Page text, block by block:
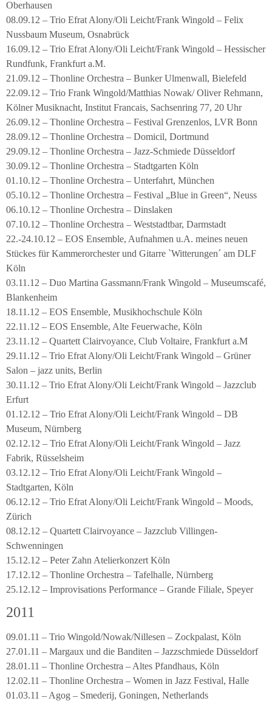
Oberhausen
08.09.12 – Trio Efrat Alony/Oli Leicht/Frank Wingold – Felix
Nussbaum Museum, Osnabrück
16.09.12 – Trio Efrat Alony/Oli Leicht/Frank Wingold – Hessischer
Rundfunk, Frankfurt a.M.
21.09.12 – Thonline Orchestra – Bunker Ulmenwall, Bielefeld
22.09.12 – Trio Frank Wingold/Matthias Nowak/ Oliver Rehmann,
Kölner Musiknacht, Institut Francais, Sachsenring 77, 20 Uhr
26.09.12 – Thonline Orchestra – Festival Grenzenlos, LVR Bonn
28.09.12 – Thonline Orchestra – Domicil, Dortmund
29.09.12 – Thonline Orchestra – Jazz-Schmiede Düsseldorf
30.09.12 – Thonline Orchestra – Stadtgarten Köln
01.10.12 – Thonline Orchestra – Unterfahrt, München
05.10.12 – Thonline Orchestra – Festival „Blue in Green“, Neuss
06.10.12 – Thonline Orchestra – Dinslaken
07.10.12 – Thonline Orchestra – Weststadtbar, Darmstadt
22.-24.10.12 – EOS Ensemble, Aufnahmen u.A. meines neuen
Stückes für Kammerorchester und Gitarre `Witterungen´ am DLF
Köln
03.11.12 – Duo Martina Gassmann/Frank Wingold – Museumscafé,
Blankenheim
18.11.12 – EOS Ensemble, Musikhochschule Köln
22.11.12 – EOS Ensemble, Alte Feuerwache, Köln
23.11.12 – Quartett Clairvoyance, Club Voltaire, Frankfurt a.M
29.11.12 – Trio Efrat Alony/Oli Leicht/Frank Wingold – Grüner
Salon – jazz units, Berlin
30.11.12 – Trio Efrat Alony/Oli Leicht/Frank Wingold – Jazzclub
Erfurt
01.12.12 – Trio Efrat Alony/Oli Leicht/Frank Wingold – DB
Museum, Nürnberg
02.12.12 – Trio Efrat Alony/Oli Leicht/Frank Wingold – Jazz
Fabrik, Rüsselsheim
03.12.12 – Trio Efrat Alony/Oli Leicht/Frank Wingold –
Stadtgarten, Köln
06.12.12 – Trio Efrat Alony/Oli Leicht/Frank Wingold – Moods,
Zürich
08.12.12 – Quartett Clairvoyance – Jazzclub Villingen-
Schwenningen
15.12.12 – Peter Zahn Atelierkonzert Köln
17.12.12 – Thonline Orchestra – Tafelhalle, Nürnberg
25.12.12 – Improvisations Performance – Grande Filiale, Speyer
2011
09.01.11 – Trio Wingold/Nowak/Nillesen – Zockpalast, Köln
27.01.11 – Margaux und die Banditen – Jazzschmiede Düsseldorf
28.01.11 – Thonline Orchestra – Altes Pfandhaus, Köln
12.02.11 – Thonline Orchestra – Women in Jazz Festival, Halle
01.03.11 – Agog – Smederij, Goningen, Netherlands